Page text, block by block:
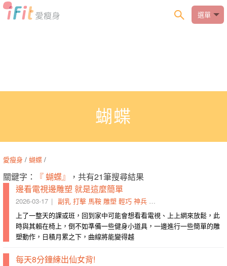
選單
蝴蝶
愛瘦身 / 蝴蝶 /
關鍵字： 『 蝴蝶』
，共有21筆搜尋結果
邊看電視邊雕塑 就是這麼簡單
2026-03-17 副乳 打擊 馬鞍 雕塑 輕巧 神兵 道具
上了一整天的課或班，回到家中可能會想看看電視、上上網來放鬆，此
時與其賴在椅上，倒不如準備一些健身小道具，一邊進行一些簡單的雕
塑動作，日積月累之下，曲線將能變得越
每天8分鐘練出仙女背!